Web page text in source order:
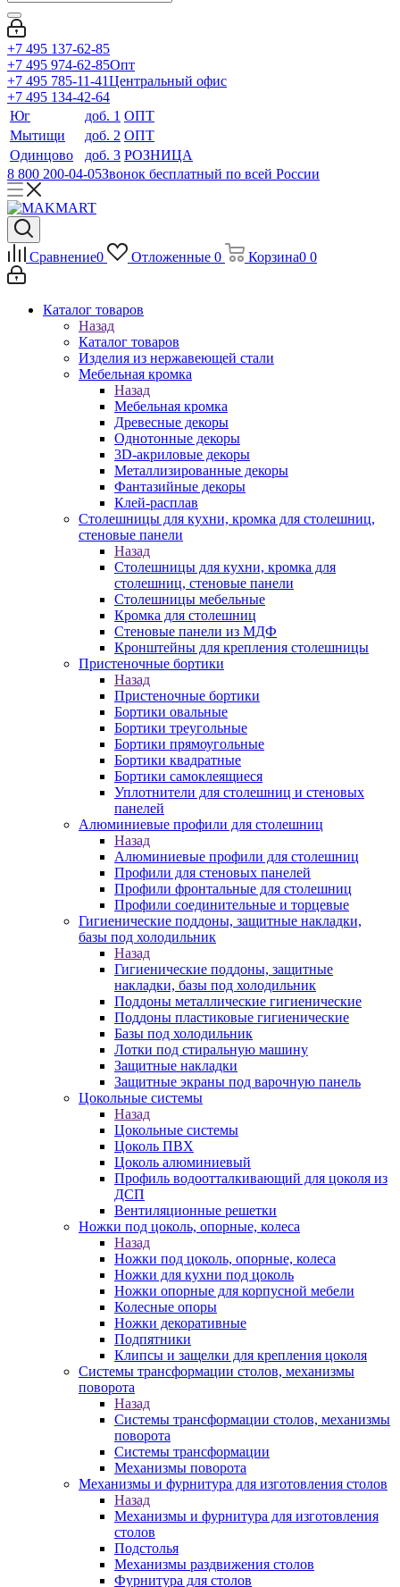
+7 495 137-62-85
+7 495 974-62-85Опт
+7 495 785-11-41Центральный офис
+7 495 134-42-64
Юг
доб. 1 ОПТ
Мытищи
доб. 2 ОПТ
Одинцово
доб. 3 РОЗНИЦА
8 800 200-04-05Звонок бесплатный по всей России
Сравнение0 Отложенные 0 Корзина0 0
Каталог товаров
Назад
Каталог товаров
Изделия из нержавеющей стали
Мебельная кромка
Назад
Мебельная кромка
Древесные декоры
Однотонные декоры
3D-акриловые декоры
Металлизированные декоры
Фантазийные декоры
Клей-расплав
Столешницы для кухни, кромка для столешниц,
стеновые панели
Назад
Столешницы для кухни, кромка для
столешниц, стеновые панели
Столешницы мебельные
Кромка для столешниц
Стеновые панели из МДФ
Кронштейны для крепления столешницы
Пристеночные бортики
Назад
Пристеночные бортики
Бортики овальные
Бортики треугольные
Бортики прямоугольные
Бортики квадратные
Бортики самоклеящиеся
Уплотнители для столешниц и стеновых
панелей
Алюминиевые профили для столешниц
Назад
Алюминиевые профили для столешниц
Профили для стеновых панелей
Профили фронтальные для столешниц
Профили соединительные и торцевые
Гигиенические поддоны, защитные накладки,
базы под холодильник
Назад
Гигиенические поддоны, защитные
накладки, базы под холодильник
Поддоны металлические гигиенические
Поддоны пластиковые гигиенические
Базы под холодильник
Лотки под стиральную машину
Защитные накладки
Защитные экраны под варочную панель
Цокольные системы
Назад
Цокольные системы
Цоколь ПВХ
Цоколь алюминиевый
Профиль водоотталкивающий для цоколя из
ДСП
Вентиляционные решетки
Ножки под цоколь, опорные, колеса
Назад
Ножки под цоколь, опорные, колеса
Ножки для кухни под цоколь
Ножки опорные для корпусной мебели
Колесные опоры
Ножки декоративные
Подпятники
Клипсы и защелки для крепления цоколя
Системы трансформации столов, механизмы
поворота
Назад
Системы трансформации столов, механизмы
поворота
Системы трансформации
Механизмы поворота
Механизмы и фурнитура для изготовления столов
Назад
Механизмы и фурнитура для изготовления
столов
Подстолья
Механизмы раздвижения столов
Фурнитура для столов